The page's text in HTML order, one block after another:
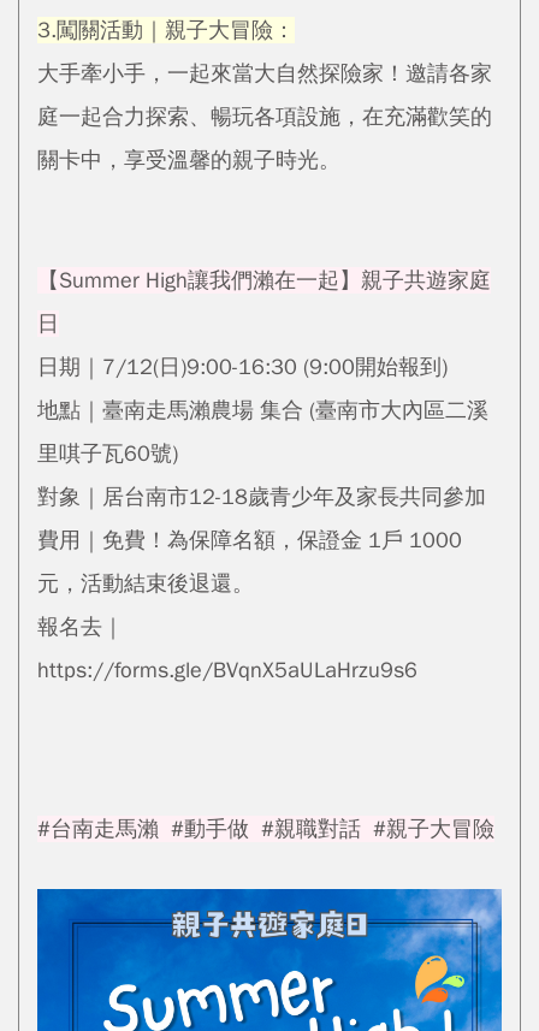
3.闖關活動｜親子大冒險：
大手牽小手，一起來當大自然探險家！邀請各家
庭一起合力探索、暢玩各項設施，在充滿歡笑的
關卡中，享受溫馨的親子時光。
【Summer High讓我們瀨在一起】親子共遊家庭
日
日期｜7/12(日)9:00-16:30 (9:00開始報到)
地點｜臺南走馬瀨農場 集合 (臺南市大內區二溪
里唭子瓦60號)
對象｜居台南市12-18歲青少年及家長共同參加
費用｜免費！為保障名額，保證金 1戶 1000
元，活動結束後退還。
報名去｜
https://forms.gle/BVqnX5aULaHrzu9s6
#台南走馬瀨 #動手做 #親職對話 #親子大冒險